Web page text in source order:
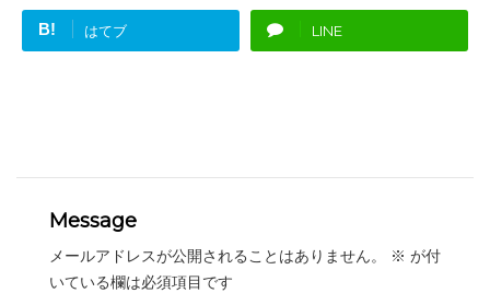
B! はてブ LINE
Message
メールアドレスが公開されることはありません。 ※ が付
いている欄は必須項目です